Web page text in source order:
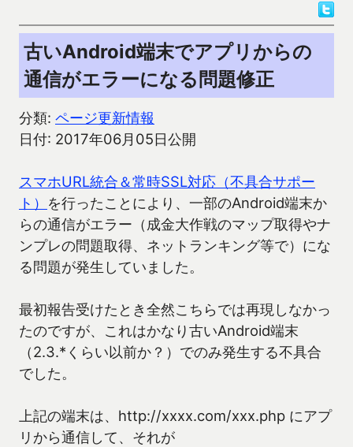
古いAndroid端末でアプリからの
通信がエラーになる問題修正
分類: ページ更新情報
日付: 2017年06月05日公開
スマホURL統合＆常時SSL対応（不具合サポー
ト） を行ったことにより、一部のAndroid端末か
らの通信がエラー（成金大作戦のマップ取得やナ
ンプレの問題取得、ネットランキング等で）にな
る問題が発生していました。
最初報告受けたとき全然こちらでは再現しなかっ
たのですが、これはかなり古いAndroid端末
（2.3.*くらい以前か？）でのみ発生する不具合
でした。
上記の端末は、http://xxxx.com/xxx.php にアプ
リから通信して、それが